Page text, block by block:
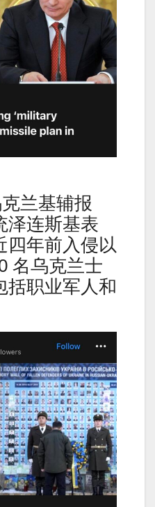
兰基辅报
泽连斯基表
四年前入侵以
名乌克兰士
括职业军人和